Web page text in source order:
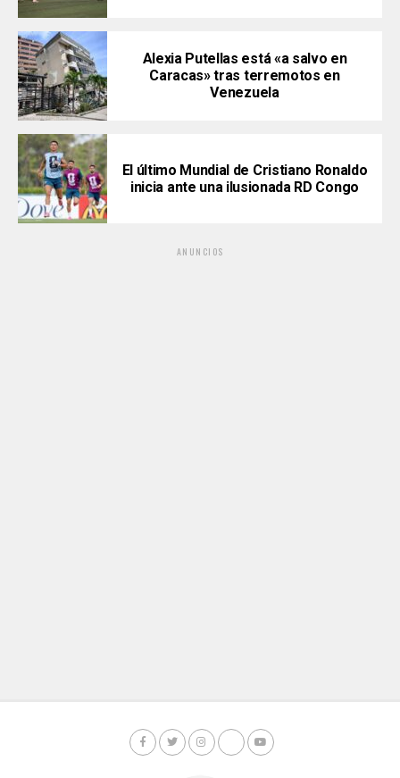
Alexia Putellas está «a salvo en
Caracas» tras terremotos en
Venezuela
El último Mundial de Cristiano Ronaldo
inicia ante una ilusionada RD Congo
ANUNCIOS